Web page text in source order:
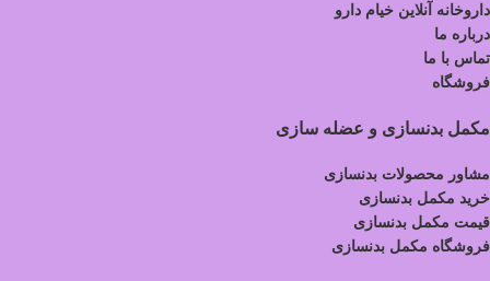
داروخانه آنلاین خیام دارو
درباره ما
تماس با ما
فروشگاه
مکمل بدنسازی و عضله سازی
مشاور محصولات بدنسازی
خرید مکمل بدنسازی
قیمت مکمل بدنسازی
فروشگاه مکمل بدنسازی